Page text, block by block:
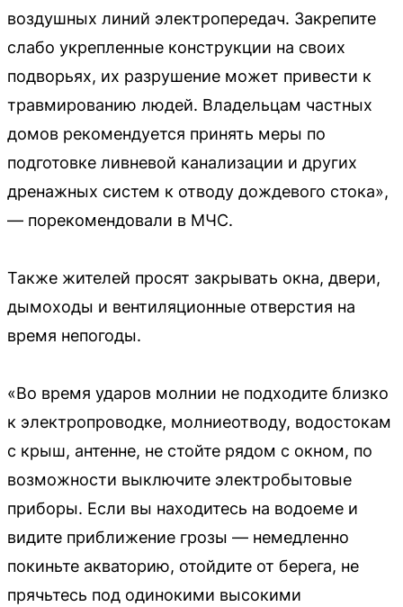
воздушных линий электропередач. Закрепите
слабо укрепленные конструкции на своих
подворьях, их разрушение может привести к
травмированию людей. Владельцам частных
домов рекомендуется принять меры по
подготовке ливневой канализации и других
дренажных систем к отводу дождевого стока»,
— порекомендовали в МЧС.
Также жителей просят закрывать окна, двери,
дымоходы и вентиляционные отверстия на
время непогоды.
«Во время ударов молнии не подходите близко
к электропроводке, молниеотводу, водостокам
с крыш, антенне, не стойте рядом с окном, по
возможности выключите электробытовые
приборы. Если вы находитесь на водоеме и
видите приближение грозы — немедленно
покиньте акваторию, отойдите от берега, не
прячьтесь под одинокими высокими